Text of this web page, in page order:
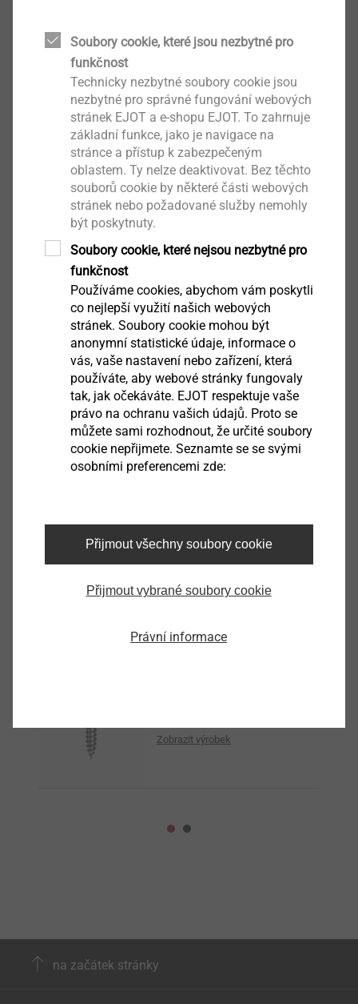
nosné konstrukce
Vlastnosti
Nerez A2
Hlava: plochá čočková
Pouze pro pomocné spoje
Technické údaje
Utahovací drážka: PH2
Svěrná tloušťka: t + t : 0,9 + 0,9
Otáčky zašroubování: max. 2500 1/min
Ke stažení
EJOFIX M A2.pdf 343 KB
Další výrobky
Držák bitů BT 1/4"
Zobrazit výrobek
na začátek stránky
Soubory cookie, které jsou nezbytné pro
funkčnost
Technicky nezbytné soubory cookie jsou
nezbytné pro správné fungování webových
stránek EJOT a e-shopu EJOT. To zahrnuje
základní funkce, jako je navigace na
stránce a přístup k zabezpečeným
oblastem. Ty nelze deaktivovat. Bez těchto
souborů cookie by některé části webových
stránek nebo požadované služby nemohly
být poskytnuty.
Soubory cookie, které nejsou nezbytné pro
funkčnost
Používáme cookies, abychom vám poskytli
co nejlepší využití našich webových
stránek. Soubory cookie mohou být
anonymní statistické údaje, informace o
vás, vaše nastavení nebo zařízení, která
používáte, aby webové stránky fungovaly
tak, jak očekáváte. EJOT respektuje vaše
právo na ochranu vašich údajů. Proto se
můžete sami rozhodnout, že určité soubory
cookie nepřijmete. Seznamte se se svými
osobními preferencemi zde:
Přijmout všechny soubory cookie
Přijmout vybrané soubory cookie
Právní informace